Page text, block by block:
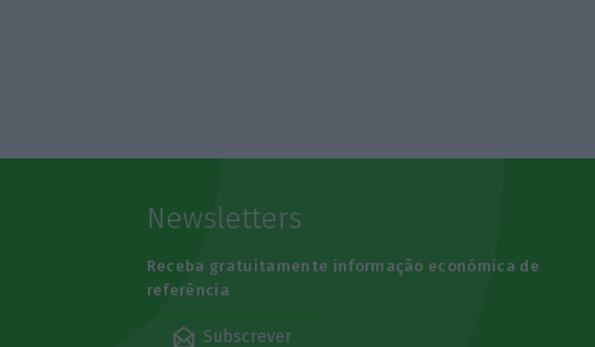
Newsletters
Receba gratuitamente informação económica de
referência
Subscrever